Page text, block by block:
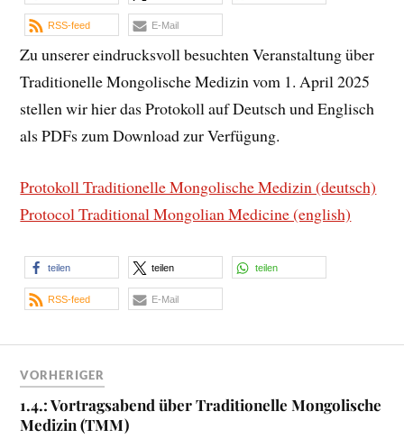
RSS-feed E-Mail
Zu unserer eindrucksvoll besuchten Veranstaltung über
Traditionelle Mongolische Medizin vom 1. April 2025
stellen wir hier das Protokoll auf Deutsch und Englisch
als PDFs zum Download zur Verfügung.
Protokoll Traditionelle Mongolische Medizin (deutsch)
Protocol Traditional Mongolian Medicine (english)
teilen teilen teilen
RSS-feed E-Mail
VORHERIGER
1.4.: Vortragsabend über Traditionelle Mongolische
Medizin (TMM)